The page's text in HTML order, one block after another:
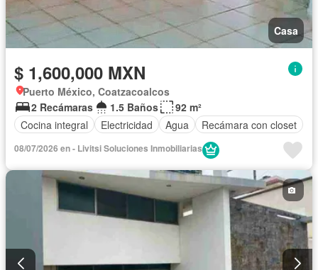
Casa
$ 1,600,000 MXN
Puerto México, Coatzacoalcos
2 Recámaras
1.5 Baños
92 m²
Cocina integral
Electricidad Agua Recámara con closet
08/07/2026 en - Livitsi Soluciones Inmobiliarias